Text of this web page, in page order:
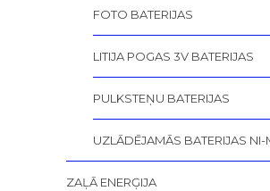
FOTO BATERIJAS
LITIJA POGAS 3V BATERIJAS
PULKSTEŅU BATERIJAS
UZLĀDĒJAMĀS BATERIJAS NI-
ZAĻĀ ENERĢIJA